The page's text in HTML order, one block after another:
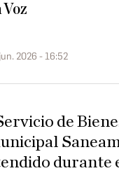
Voz
2026 - 16:52
de
durante